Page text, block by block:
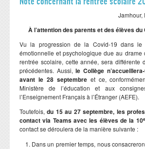
Jamhour,
À l’attention des parents et des élèves du
Vu la progression de la Covid-19 dans le
émotionnelle et psychologique due au drame
rentrée scolaire, cette année, sera différente
précédentes. Aussi,le Collège
avant le 28 septembreet ce,
Ministère de l’éducation et aux
l’Enseignement Français à l’Étranger (AEFE).
Toutefois,du 15 au 27 septembre, les
contact via Teams avec les élèves de la 10e
contact se déroulera de la manière suivante :
Dans un premier temps, nous